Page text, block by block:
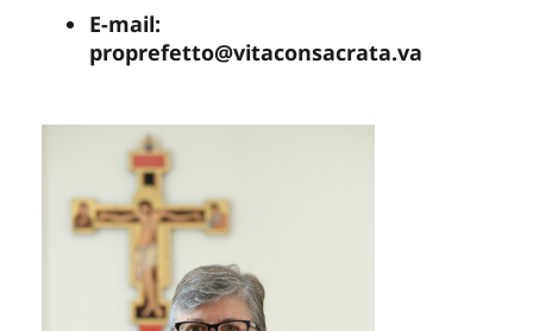
E-mail:
proprefetto@vitaconsacrata.va